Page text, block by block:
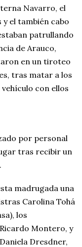
Navarro, el
el también cabo
patrullando
de Arauco,
en un tiroteo
tras matar a los
con ellos
por personal
tras recibir un
madrugada una
Carolina Tohá
los
Montero, y
Dresdner,